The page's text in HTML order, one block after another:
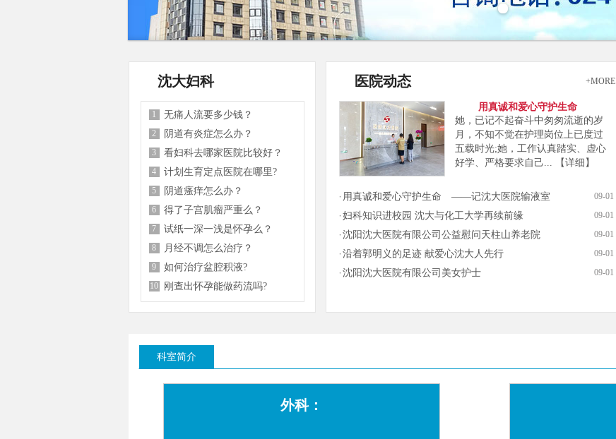
沈大妇科
1 无痛人流要多少钱？
2 阴道有炎症怎么办？
3 看妇科去哪家医院比较好？
4 计划生育定点医院在哪里?
5 阴道瘙痒怎么办？
6 得了子宫肌瘤严重么？
7 试纸一深一浅是怀孕么？
8 月经不调怎么治疗？
9 如何治疗盆腔积液?
10 刚查出怀孕能做药流吗?
医院动态 +MORE
用真诚和爱心守护生命
她，已记不起奋斗中匆匆流逝的岁
月，不知不觉在护理岗位上已度过
五载时光;她，工作认真踏实、虚心
好学、严格要求自己...
【详细】
用真诚和爱心守护生命 ——记沈大医院输液室 09-01
妇科知识进校园 沈大与化工大学再续前缘 09-01
沈阳沈大医院有限公司公益慰问天柱山养老院 09-01
沿着郭明义的足迹 献爱心沈大人先行 09-01
沈阳沈大医院有限公司美女护士 09-01
科室简介
外科：